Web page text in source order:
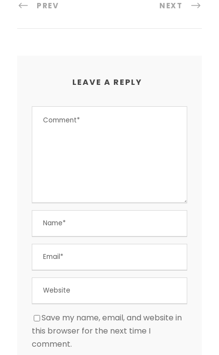
PREV NEXT
LEAVE A REPLY
Save my name, email, and website in
this browser for the next time I
comment.